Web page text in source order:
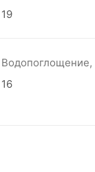
19
Водопоглощение,
16